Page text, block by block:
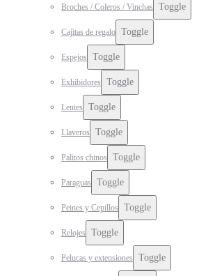
Broches / Coleros / Vinchas Toggle
Cajitas de regalo Toggle
Espejos Toggle
Exhibidores Toggle
Lentes Toggle
Llaveros Toggle
Palitos chinos Toggle
Paraguas Toggle
Peines y Cepillos Toggle
Relojes Toggle
Pelucas y extensiones Toggle